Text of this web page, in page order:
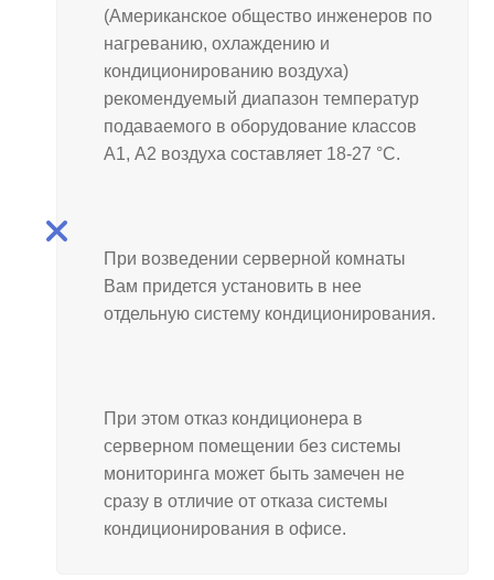
(Aмериканское общество инженеров по
нагреванию, охлаждению и
кондиционированию воздуха)
рекомендуемый диапазон температур
подаваемого в оборудование классов
А1, А2 воздуха составляет 18-27 °С.
При возведении серверной комнаты
Вам придется установить в нее
отдельную систему кондиционирования.
При этом отказ кондиционера в
серверном помещении без системы
мониторинга может быть замечен не
сразу в отличие от отказа системы
кондиционирования в офисе.